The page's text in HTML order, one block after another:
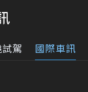
駕 國際車訊